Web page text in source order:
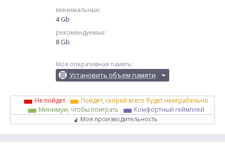
минимальные:
4 Gb
рекомендуемые:
8 Gb
Моя оперативная память:
Установить объем памяти
Не пойдет
Пойдет, скорей всего будет неиграбельно
Минимум, чтобы поиграть
Комфортный геймплей
Моя производительность